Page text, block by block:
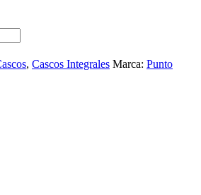
, Cascos Integrales Marca: Punto